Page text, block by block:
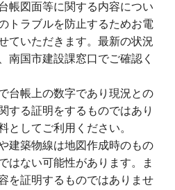
帳図面等に関する内容につい
トラブルを防止するためお電
ていただきます。最新の状況
南国市建設課窓口でご確認く
台帳上の数字であり現況との
する証明をするものではあり
としてご利用ください。
建築物線は地図作成時のもの
はない可能性があります。ま
を証明するものではありませ